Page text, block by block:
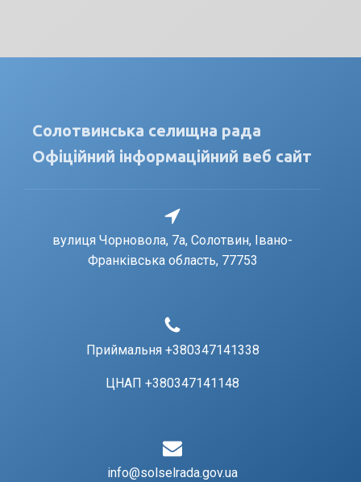
Солотвинська селищна рада
Офіційний інформаційний веб сайт
вулиця Чорновола, 7a, Солотвин, Івано-
Франківська область, 77753
Приймальня +380347141338
ЦНАП +380347141148
info@solselrada.gov.ua